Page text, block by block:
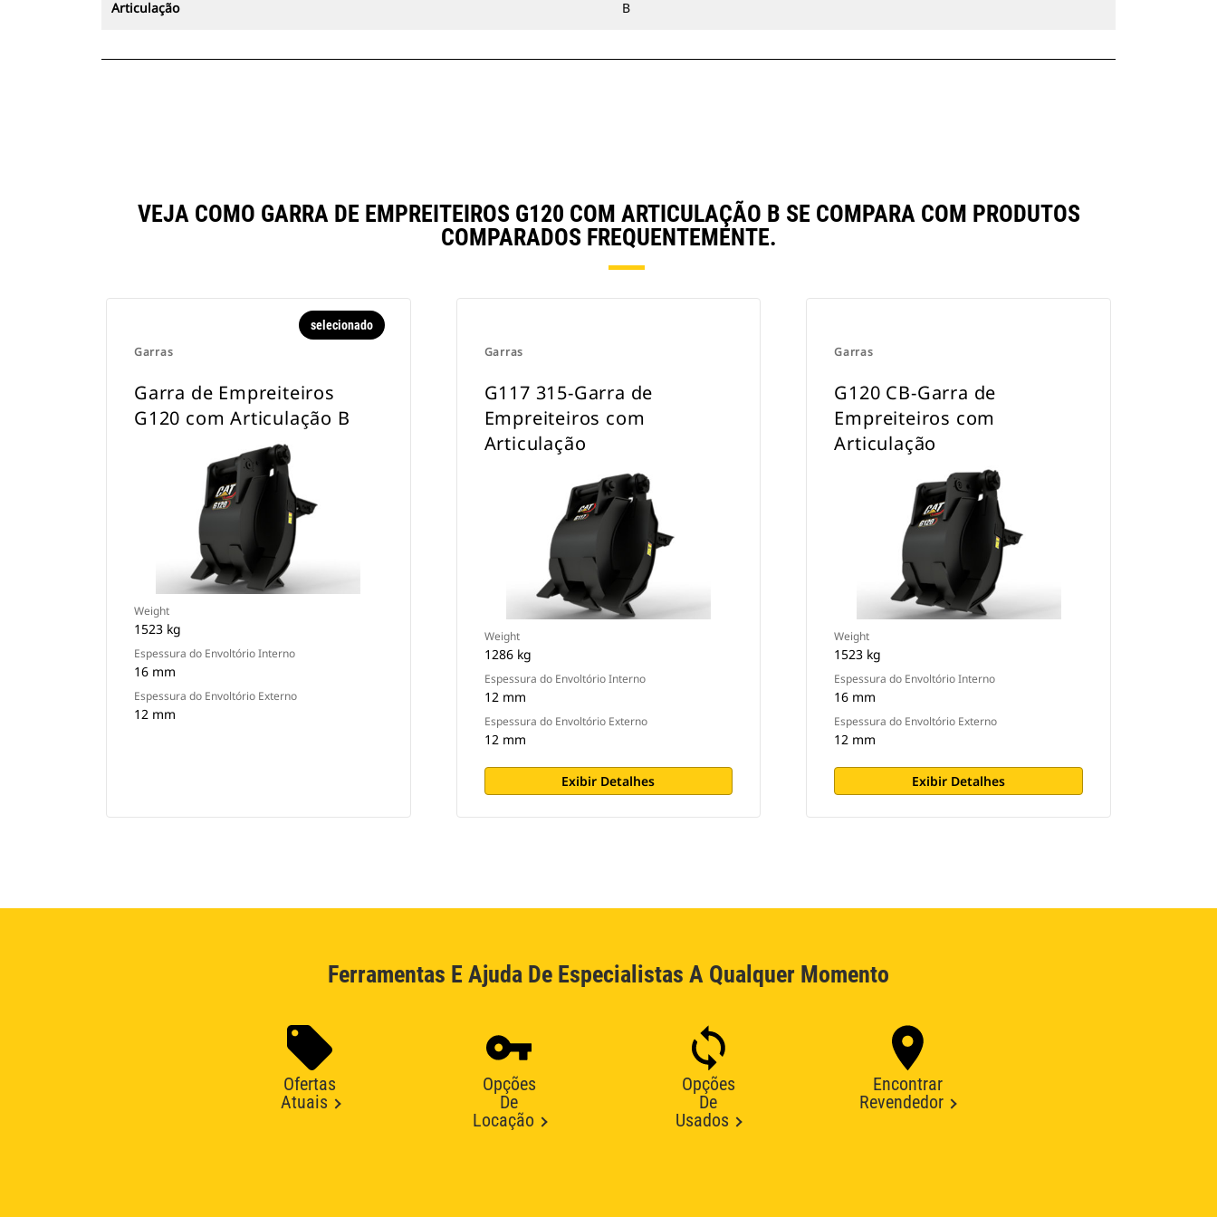
Articulação B
VEJA COMO GARRA DE EMPREITEIROS G120 COM ARTICULAÇÃO B SE COMPARA COM PRODUTOS
COMPARADOS FREQUENTEMENTE.
Garras
selecionado
Garra de Empreiteiros
G120 com Articulação B
Weight
1523 kg
Espessura do Envoltório Interno
16 mm
Espessura do Envoltório Externo
12 mm
Garras
G117 315-Garra de
Empreiteiros com
Articulação
Weight
1286 kg
Espessura do Envoltório Interno
12 mm
Espessura do Envoltório Externo
12 mm
Exibir Detalhes
Garras
G120 CB-Garra de
Empreiteiros com
Articulação
Weight
1523 kg
Espessura do Envoltório Interno
16 mm
Espessura do Envoltório Externo
12 mm
Exibir Detalhes
Ferramentas E Ajuda De Especialistas A Qualquer Momento
Ofertas
Atuais
Opções
De
Locação
Opções
De
Usados
Encontrar
Revendedor